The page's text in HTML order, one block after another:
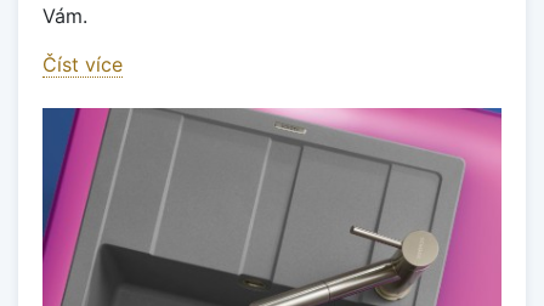
Vám.
Číst více